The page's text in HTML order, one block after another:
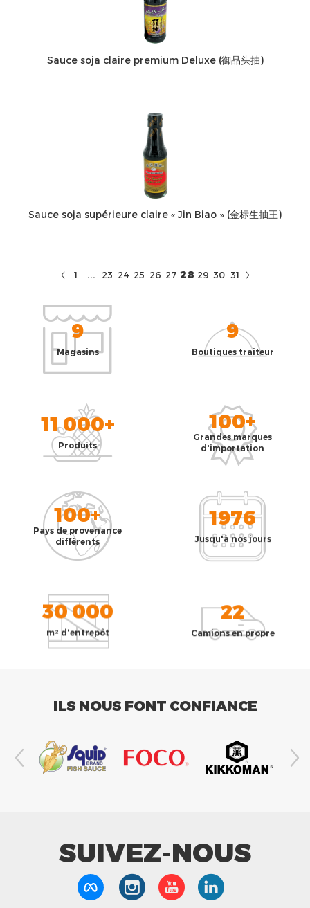
Sauce soja claire premium Deluxe (御品头抽)
Sauce soja supérieure claire « Jin Biao » (金标生抽王)
1 ... 23 24 25 26 27 28 29 30 31
9
Magasins
9
Boutiques traiteur
11 000+
Produits
100+
Grandes marques
d'importation
100+
Pays de provenance
différents
1976
Jusqu'à nos jours
30 000
m² d'entrepôt
22
Camions en propre
ILS NOUS FONT CONFIANCE
SUIVEZ-NOUS